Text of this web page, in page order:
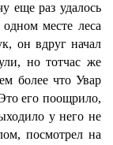
еще раз удалось
месте леса
он вдруг начал
но тотчас же
более что Увар
его поощрило,
у него не
посмотрел на